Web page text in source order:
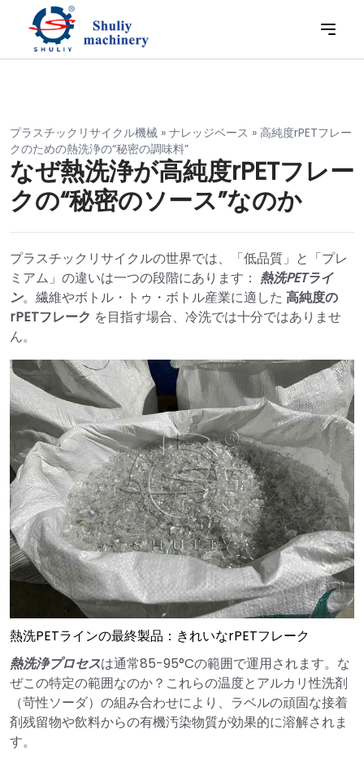
プラスチックリサイクル機械 » ナレッジベース » 高純度rPETフレー
クのための熱洗浄の“秘密の調味料”
なぜ熱洗浄が高純度rPETフレー
クの“秘密のソース”なのか
プラスチックリサイクルの世界では、「低品質」と「プレ
ミアム」の違いは一つの段階にあります： 熱洗PETライ
ン。繊維やボトル・トゥ・ボトル産業に適した 高純度の
rPETフレーク を目指す場合、冷洗では十分ではありませ
ん。
熱洗PETラインの最終製品：きれいなrPETフレーク
熱洗浄プロセスは通常85-95°Cの範囲で運用されます。な
ぜこの特定の範囲なのか？これらの温度とアルカリ性洗剤
（苛性ソーダ）の組み合わせにより、ラベルの頑固な接着
剤残留物や飲料からの有機汚染物質が効果的に溶解されま
す。